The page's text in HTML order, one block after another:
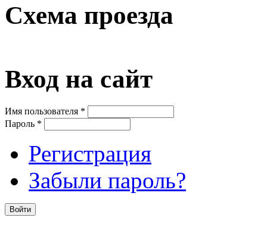
Схема проезда
Вход на сайт
Имя пользователя *
Пароль *
Регистрация
Забыли пароль?